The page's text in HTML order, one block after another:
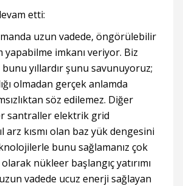
etti:
uzun vadede, öngörülebilir
imkanı veriyor. Biz
yıllardır şunu savunuyoruz;
olmadan gerçek anlamda
söz edilemez. Diğer
santraller elektrik grid
arz kısmı olan baz yük dengesini
bunu sağlamanız çok
nükleer başlangıç yatırımı
vadede ucuz enerji sağlayan